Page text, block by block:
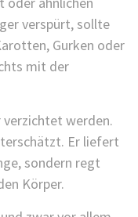
verspürt, sollte
Gurken oder
mit der
verzichtet werden.
Er liefert
sondern regt
Körper.